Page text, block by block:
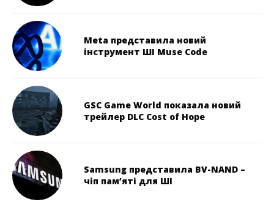
Meta представила новий
інструмент ШІ Muse Code
GSC Game World показала новий
трейлер DLC Cost of Hope
Samsung представила BV-NAND –
чіп пам’яті для ШІ